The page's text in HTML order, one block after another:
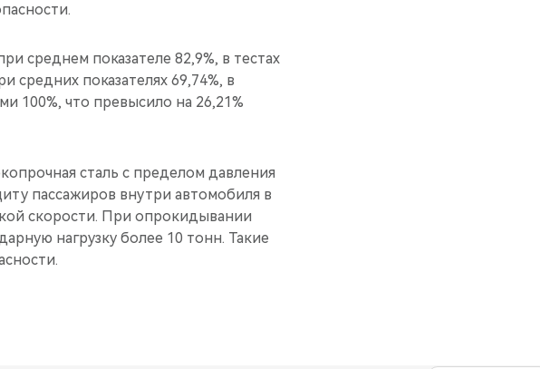
среднем показателе 82,9%, в тестах
средних показателях 69,74%, в
100%, что превысило на 26,21%
сталь с пределом давления
пассажиров внутри автомобиля в
скорости. При опрокидывании
нагрузку более 10 тонн. Такие